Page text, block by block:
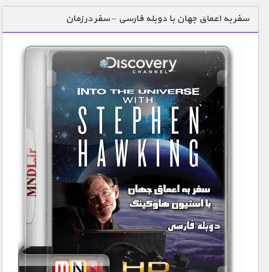
سفر به اعماق جهان با دوبله فارسی – سفر در زمان